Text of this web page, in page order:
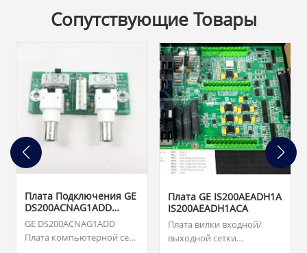
Сопутствующие Товары
Плата Подключения GE
DS200ACNAG1ADD
ARCNET
GE DS200ACNAG1ADD
Плата компьютерной сети
Плата GE IS200AEADH1A
IS200AEADH1ACA
Плата вилки входной/
выходной сетки